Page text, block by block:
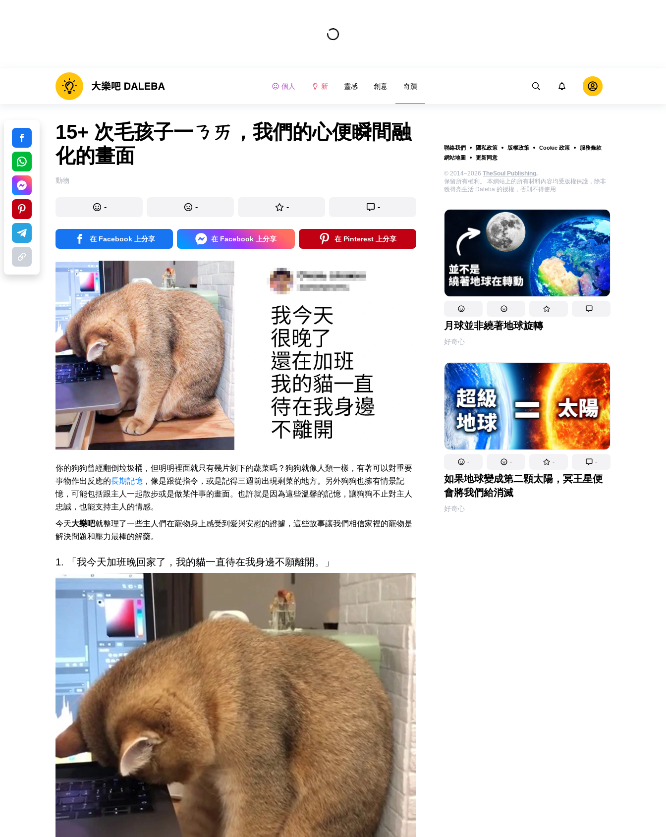
個人 新 靈感 創意 奇蹟
聯絡我們 隱私政策 版權政策 Cookie 政策
服務條款
網站地圖
更新同意
© 2014–2026 TheSoul Publishing.
保留所有權利。 本網站上的所有材料內容均受版權保護，除非
獲得亮生活 Daleba 的授權，否則不得使用
- - - -
月球並非繞著地球旋轉
好奇心
- - - -
如果地球變成第二顆太陽，冥王星便
會將我們給消滅
好奇心
15+ 次毛孩子一ㄋㄞ，我們的心便瞬間融
化的畫面
動物
- - - -
在 Facebook 上分享 在 Facebook 上分享 在 Pinterest 上分享
你的狗狗曾經翻倒垃圾桶，但明明裡面就只有幾片剝下的蔬菜嗎？狗狗就像人類一樣，有著可以對重要
事物作出反應的長期記憶 ，像是跟從指令，或是記得三週前出現剩菜的地方。另外狗狗也擁有情景記
憶，可能包括跟主人一起散步或是做某件事的畫面。也許就是因為這些溫馨的記憶，讓狗狗不止對主人
忠誠，也能支持主人的情感。
今天大樂吧就整理了一些主人們在寵物身上感受到愛與安慰的證據，這些故事讓我們相信家裡的寵物是
解決問題和壓力最棒的解藥。
1. 「我今天加班晚回家了，我的貓一直待在我身邊不願離開。」